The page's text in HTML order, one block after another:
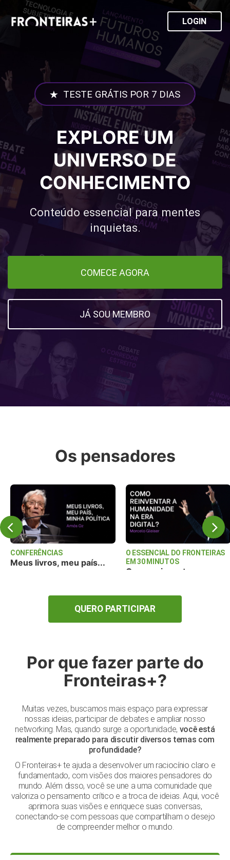
LOGIN
TESTE GRÁTIS POR 7 DIAS
EXPLORE UM
UNIVERSO DE
CONHECIMENTO
Conteúdo essencial para mentes
inquietas.
COMECE AGORA
JÁ SOU MEMBRO
Os pensadores
CONFERÊNCIAS
Meus livros, meu país...
O ESSENCIAL DO FRONTEIRAS
EM 30 MINUTOS
Como reinventar a
QUERO PARTICIPAR
Por que fazer parte do
Fronteiras+?
Muitas vezes, buscamos mais espaço para expressar
nossas ideias, participar de debates e ampliar nosso
networking. Mas, quando surge a oportunidade, você está
realmente preparado para discutir diversos temas com
profundidade?
O Fronteiras+ te ajuda a desenvolver um raciocínio claro e
fundamentado, com visões dos maiores pensadores do
mundo. Além disso, você se une a uma comunidade que
valoriza o pensamento crítico e a troca de ideias. Aqui, você
aprimora suas visões e enriquece suas conversas,
conectando-se com pessoas que compartilham o desejo
de compreender melhor o mundo.